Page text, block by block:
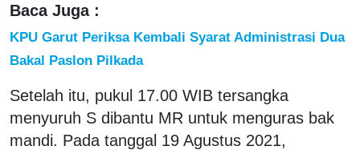
Baca Juga :
KPU Garut Periksa Kembali Syarat Administrasi Dua
Bakal Paslon Pilkada
Setelah itu, pukul 17.00 WIB tersangka
menyuruh S dibantu MR untuk menguras bak
mandi. Pada tanggal 19 Agustus 2021,